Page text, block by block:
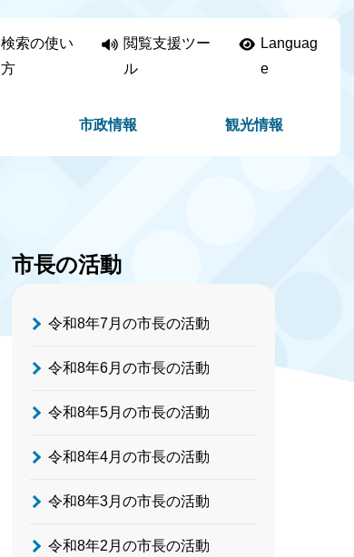
検索の使い
方
閲覧支援ツー
ル
Languag
e
市政情報 観光情報
市長の活動
令和8年7月の市長の活動
令和8年6月の市長の活動
令和8年5月の市長の活動
令和8年4月の市長の活動
令和8年3月の市長の活動
令和8年2月の市長の活動